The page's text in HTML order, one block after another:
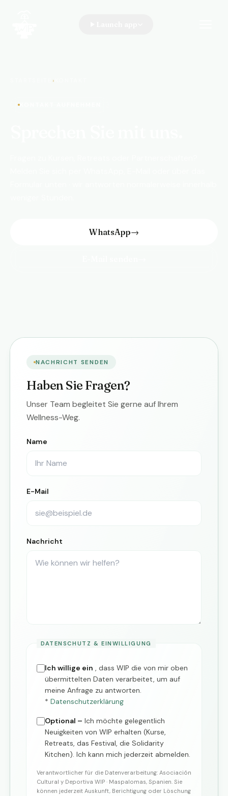
›
WhatsApp→
NACHRICHT SENDEN
Haben Sie Fragen?
Unser Team begleitet Sie gerne auf Ihrem
Wellness-Weg.
Name
E-Mail
Nachricht
DATENSCHUTZ & EINWILLIGUNG
Ich willige ein , dass WIP die von mir oben
übermittelten Daten verarbeitet, um auf
meine Anfrage zu antworten.
* Datenschutzerklärung
Optional – Ich möchte gelegentlich
Neuigkeiten von WIP erhalten (Kurse,
Retreats, das Festival, die Solidarity
Kitchen). Ich kann mich jederzeit abmelden.
Verantwortlicher für die Datenverarbeitung: Asociación
Cultural y Deportiva WIP · Maspalomas, Spanien. Sie
können jederzeit Auskunft, Berichtigung oder Löschung